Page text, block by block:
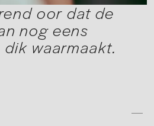
oor dat de
nog eens
waarmaakt.